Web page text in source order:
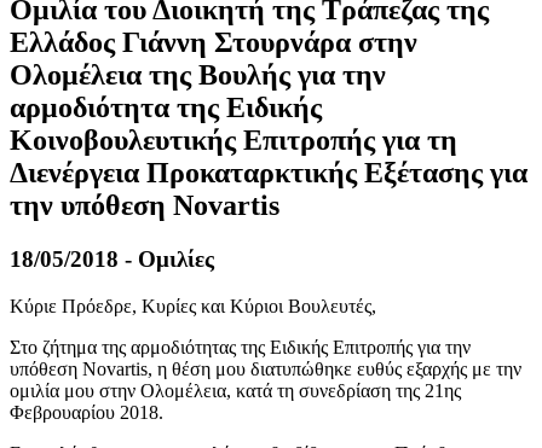
Ομιλία του Διοικητή της Τράπεζας της
Ελλάδος Γιάννη Στουρνάρα στην
Ολομέλεια της Βουλής για την
αρμοδιότητα της Ειδικής
Κοινοβουλευτικής Επιτροπής για τη
Διενέργεια Προκαταρκτικής Εξέτασης για
την υπόθεση Novartis
18/05/2018 - Ομιλίες
Κύριε Πρόεδρε, Κυρίες και Κύριοι Βουλευτές,
Στο ζήτημα της αρμοδιότητας της Ειδικής Επιτροπής για την
υπόθεση Novartis, η θέση μου διατυπώθηκε ευθύς εξαρχής με την
ομιλία μου στην Ολομέλεια, κατά τη συνεδρίαση της 21ης
Φεβρουαρίου 2018.